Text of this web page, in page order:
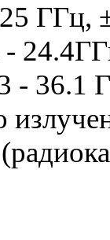
ГГц,
- 36.1